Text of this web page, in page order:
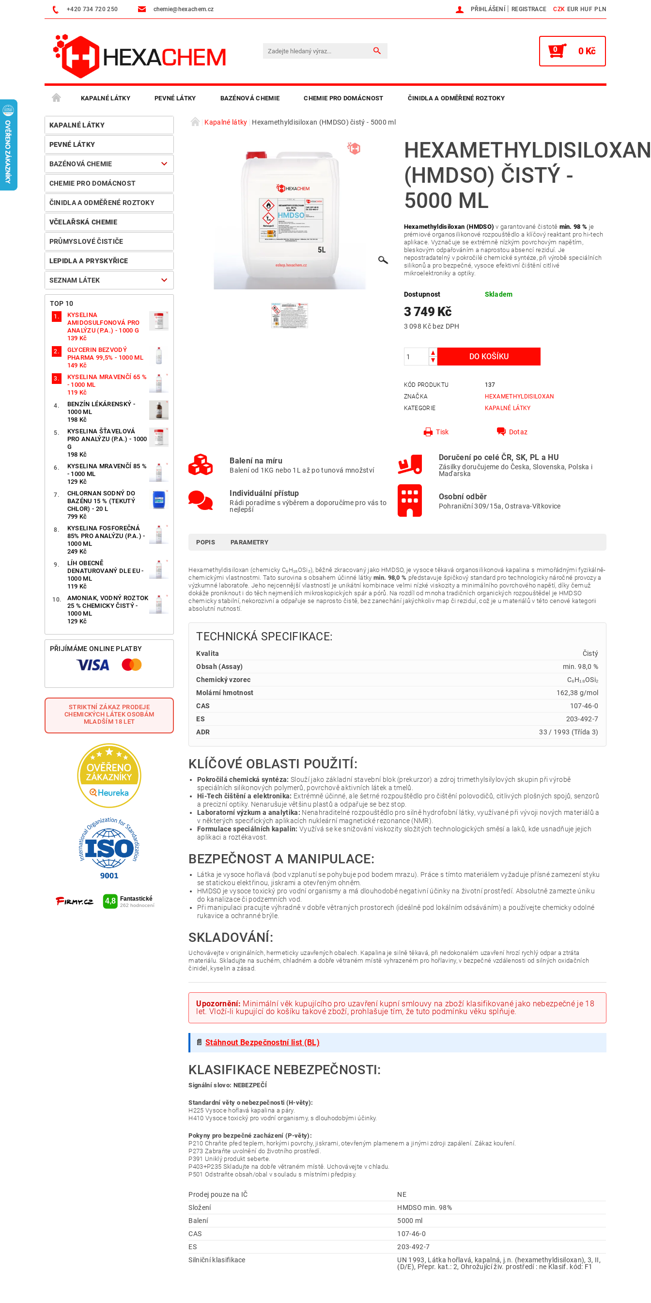
+420 734 720 250 chemie@hexachem.cz CZK EUR HUF PLN
PŘIHLÁŠENÍ | REGISTRACE
0 0 Kč
KAPALNÉ LÁTKY PEVNÉ LÁTKY BAZÉNOVÁ CHEMIE CHEMIE PRO DOMÁCNOST ČINIDLA A ODMĚŘENÉ ROZTOKY
VČELAŘSKÁ CHEMIE PRŮMYSLOVÉ ČISTIČE LEPIDLA A PRYSKYŘICE OBCHODNÍ PODMÍNKY
MOJE OBJEDNÁVKA
KAPALNÉ LÁTKY
PEVNÉ LÁTKY
BAZÉNOVÁ CHEMIE
CHEMIE PRO DOMÁCNOST
ČINIDLA A ODMĚŘENÉ ROZTOKY
VČELAŘSKÁ CHEMIE
PRŮMYSLOVÉ ČISTIČE
LEPIDLA A PRYSKYŘICE
SEZNAM LÁTEK
TOP 10
KYSELINA
AMIDOSULFONOVÁ PRO
ANALÝZU (P.A.) - 1000 G
139 Kč
GLYCERIN BEZVODÝ
PHARMA 99,5% - 1000 ML
149 Kč
KYSELINA MRAVENČÍ 65 %
- 1000 ML
119 Kč
BENZÍN LÉKÁRENSKÝ -
1000 ML
198 Kč
KYSELINA ŠŤAVELOVÁ
PRO ANALÝZU (P.A.) - 1000
G
198 Kč
KYSELINA MRAVENČÍ 85 %
- 1000 ML
129 Kč
CHLORNAN SODNÝ DO
BAZÉNU 15 % (TEKUTÝ
CHLOR) - 20 L
799 Kč
KYSELINA FOSFOREČNÁ
85% PRO ANALÝZU (P.A.) -
1000 ML
249 Kč
LÍH OBECNĚ
DENATUROVANÝ DLE EU -
1000 ML
119 Kč
AMONIAK, VODNÝ ROZTOK
25 % CHEMICKY ČISTÝ -
1000 ML
129 Kč
PŘIJÍMÁME ONLINE PLATBY
STRIKTNÍ ZÁKAZ PRODEJE
CHEMICKÝCH LÁTEK OSOBÁM
MLADŠÍM 18 LET
Kapalné látky Hexamethyldisiloxan (HMDSO) čistý - 5000 ml
(HMDSO) ČISTÝ -
5000 ML
Hexamethyldisiloxan (HMDSO) v garantované čistotě min. 98 % je
prémiové organosilikonové rozpouštědlo a klíčový reaktant pro hi-tech
aplikace. Vyznačuje se extrémně nízkým povrchovým napětím,
bleskovým odpařováním a naprostou absencí reziduí. Je
nepostradatelný v pokročilé chemické syntéze, při výrobě speciálních
silikonů a pro bezpečné, vysoce efektivní čištění citlivé
mikroelektroniky a optiky.
Dostupnost Skladem
3 749 Kč
3 098 Kč bez DPH
KÓD PRODUKTU
137
ZNAČKA
HEXAMETHYLDISILOXAN
KATEGORIE
KAPALNÉ LÁTKY
Tisk Dotaz
Balení na míru
Balení od 1KG nebo 1L až po tunová množství
Doručení po celé ČR, SK, PL a HU
Zásilky doručujeme do Česka, Slovenska, Polska i
Maďarska
Individuální přístup
Rádi poradíme s výběrem a doporučíme pro vás to
nejlepší
Osobní odběr
Pohraniční 309/15a, Ostrava-Vítkovice
POPIS PARAMETRY
Hexamethyldisiloxan (chemicky C₆H₁₈OSi₂), běžně zkracovaný jako HMDSO, je vysoce těkavá organosilikonová kapalina s mimořádnými fyzikálně-
chemickými vlastnostmi. Tato surovina s obsahem účinné látky min. 98,0 % představuje špičkový standard pro technologicky náročné provozy a
výzkumné laboratoře. Jeho nejcennější vlastností je unikátní kombinace velmi nízké viskozity a minimálního povrchového napětí, díky čemuž
dokáže proniknout i do těch nejmenších mikroskopických spár a pórů. Na rozdíl od mnoha tradičních organických rozpouštědel je HMDSO
chemicky stabilní, nekorozivní a odpařuje se naprosto čistě, bez zanechání jakýchkoliv map či reziduí, což je u materiálů v této cenové kategorii
absolutní nutností.
TECHNICKÁ SPECIFIKACE:
Kvalita
Čistý
Obsah (Assay)
min. 98,0 %
Chemický vzorec
C₆H₁₈OSi₂
Molární hmotnost
162,38 g/mol
CAS
107-46-0
ES
203-492-7
ADR
33 / 1993 (Třída 3)
KLÍČOVÉ OBLASTI POUŽITÍ:
Pokročilá chemická syntéza: Slouží jako základní stavební blok (prekurzor) a zdroj trimethylsilylových skupin při výrobě
speciálních silikonových polymerů, povrchově aktivních látek a tmelů.
Hi-Tech čištění a elektronika: Extrémně účinné, ale šetrné rozpouštědlo pro čištění polovodičů, citlivých plošných spojů, senzorů
a precizní optiky. Nenarušuje většinu plastů a odpařuje se bez stop.
Laboratorní výzkum a analytika: Nenahraditelné rozpouštědlo pro silně hydrofobní látky, využívané při vývoji nových materiálů a
v některých specifických aplikacích nukleární magnetické rezonance (NMR).
Formulace speciálních kapalin: Využívá se ke snižování viskozity složitých technologických směsí a laků, kde usnadňuje jejich
aplikaci a roztékavost.
BEZPEČNOST A MANIPULACE:
Látka je vysoce hořlavá (bod vzplanutí se pohybuje pod bodem mrazu). Práce s tímto materiálem vyžaduje přísné zamezení styku
se statickou elektřinou, jiskrami a otevřeným ohněm.
HMDSO je vysoce toxický pro vodní organismy a má dlouhodobé negativní účinky na životní prostředí. Absolutně zamezte úniku
do kanalizace či podzemních vod.
Při manipulaci pracujte výhradně v dobře větraných prostorech (ideálně pod lokálním odsáváním) a používejte chemicky odolné
rukavice a ochranné brýle.
SKLADOVÁNÍ:
Uchovávejte v originálních, hermeticky uzavřených obalech. Kapalina je silně těkavá, při nedokonalém uzavření hrozí rychlý odpar a ztráta
materiálu. Skladujte na suchém, chladném a dobře větraném místě vyhrazeném pro hořlaviny, v bezpečné vzdálenosti od silných oxidačních
činidel, kyselin a zásad.
Upozornění: Minimální věk kupujícího pro uzavření kupní smlouvy na zboží klasifikované jako nebezpečné je 18
let. Vloží-li kupující do košíku takové zboží, prohlašuje tím, že tuto podmínku věku splňuje.
📄Stáhnout Bezpečnostní list (BL)
KLASIFIKACE NEBEZPEČNOSTI:
Signální slovo: NEBEZPEČÍ
Standardní věty o nebezpečnosti (H-věty):
H225 Vysoce hořlavá kapalina a páry.
H410 Vysoce toxický pro vodní organismy, s dlouhodobými účinky.
Pokyny pro bezpečné zacházení (P-věty):
P210 Chraňte před teplem, horkými povrchy, jiskrami, otevřeným plamenem a jinými zdroji zapálení. Zákaz kouření.
P273 Zabraňte uvolnění do životního prostředí.
P391 Uniklý produkt seberte.
P403+P235 Skladujte na dobře větraném místě. Uchovávejte v chladu.
P501 Odstraňte obsah/obal v souladu s místními předpisy.
Prodej pouze na IČ
NE
Složení
HMDSO min. 98%
Balení
5000 ml
CAS
107-46-0
ES
203-492-7
Silniční klasifikace
UN 1993, Látka hořlavá, kapalná, j.n. (hexamethyldisiloxan), 3, II,
(D/E), Přepr. kat.: 2, Ohrožující živ. prostředí : ne Klasif. kód: F1